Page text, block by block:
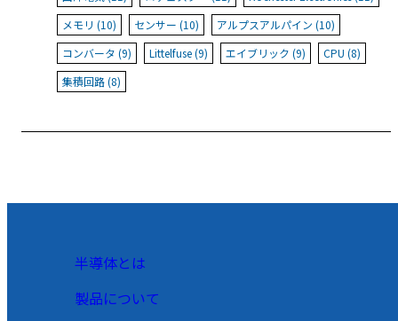
メモリ (10)
センサー (10)
アルプスアルパイン (10)
コンバータ (9)
Littelfuse (9) エイブリック (9)
CPU (8)
集積回路 (8)
半導体とは
製品について